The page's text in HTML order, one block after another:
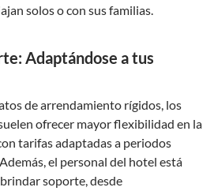
solos o con sus familias.
Adaptándose a tus
de arrendamiento rígidos, los
ofrecer mayor flexibilidad en la
tarifas adaptadas a periodos
el personal del hotel está
soporte, desde